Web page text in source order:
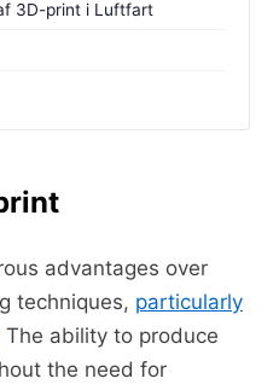
3D-print i Luftfart
advantages over
techniques, particularly
The ability to produce
the need for